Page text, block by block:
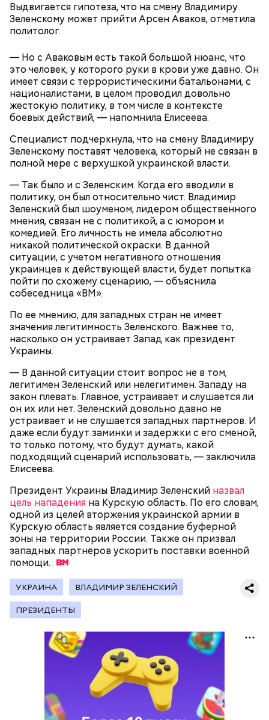
Выдвигается гипотеза, что на смену Владимиру
Зеленскому может прийти Арсен Аваков, отметила
политолог.
— Но с Аваковым есть такой большой нюанс, что
это человек, у которого руки в крови уже давно. Он
имеет связи с террористическими батальонами, с
националистами, в целом проводил довольно
жестокую политику, в том числе в контексте
боевых действий, — напомнила Елисеева.
Специалист подчеркнула, что на смену Владимиру
Зеленскому поставят человека, который не связан в
полной мере с верхушкой украинской власти.
— Так было и с Зеленским. Когда его вводили в
политику, он был относительно чист. Владимир
Зеленский был шоуменом, лидером общественного
мнения, связан не с политикой, а с юмором и
комедией. Его личность не имела абсолютно
никакой политической окраски. В данной
ситуации, с учетом негативного отношения
украинцев к действующей власти, будет попытка
пойти по схожему сценарию, — объяснила
собеседница «ВМ».
По ее мнению, для западных стран не имеет
значения легитимность Зеленского. Важнее то,
насколько он устраивает Запад как президент
Украины.
— В данной ситуации стоит вопрос не в том,
легитимен Зеленский или нелегитимен. Западу на
закон плевать. Главное, устраивает и слушается ли
он их или нет. Зеленский довольно давно не
устраивает и не слушается западных партнеров. И
даже если будут заминки и задержки с его сменой,
то только потому, что будут думать, какой
подходящий сценарий использовать, — заключила
Елисеева.
Президент Украины Владимир Зеленский назвал
цель нападения на Курскую область. По его словам,
одной из целей вторжения украинской армии в
Курскую область является создание буферной
зоны на территории России. Также он призвал
западных партнеров ускорить поставки военной
помощи.
УКРАИНА ВЛАДИМИР ЗЕЛЕНСКИЙ
ПРЕЗИДЕНТЫ
Вскоре Цуркова перестала выходить на связь. 5
июля 2023 года канцелярия премьер-министра
Израиля Биньямина Нетаньяху сообщила, что
Как Цуркова призналась в работе на
спецслужбы
Более чем полгода о Елизавете Цурковой не было
ничего известно, пока 14 ноября 2023 года
видеозапись с ее участием не показали на
На видео ученая призналась, что участвовала в
подрывной работе в пользу спецслужб Израиля.
Женщина заявила, что является агентом ЦРУ и
«Моссада» и специально приехала в Сирию в 2019
году, чтобы наладить связи между Израилем и
антиправительственными силами. Цуркова
подрывной миссией в Ирак. Ее основная задача
состояла «в разжигании вражды между шиитами»
(сторонниками одного из направлений ислама).
В сентябре спикер заявила, что в школах сразу